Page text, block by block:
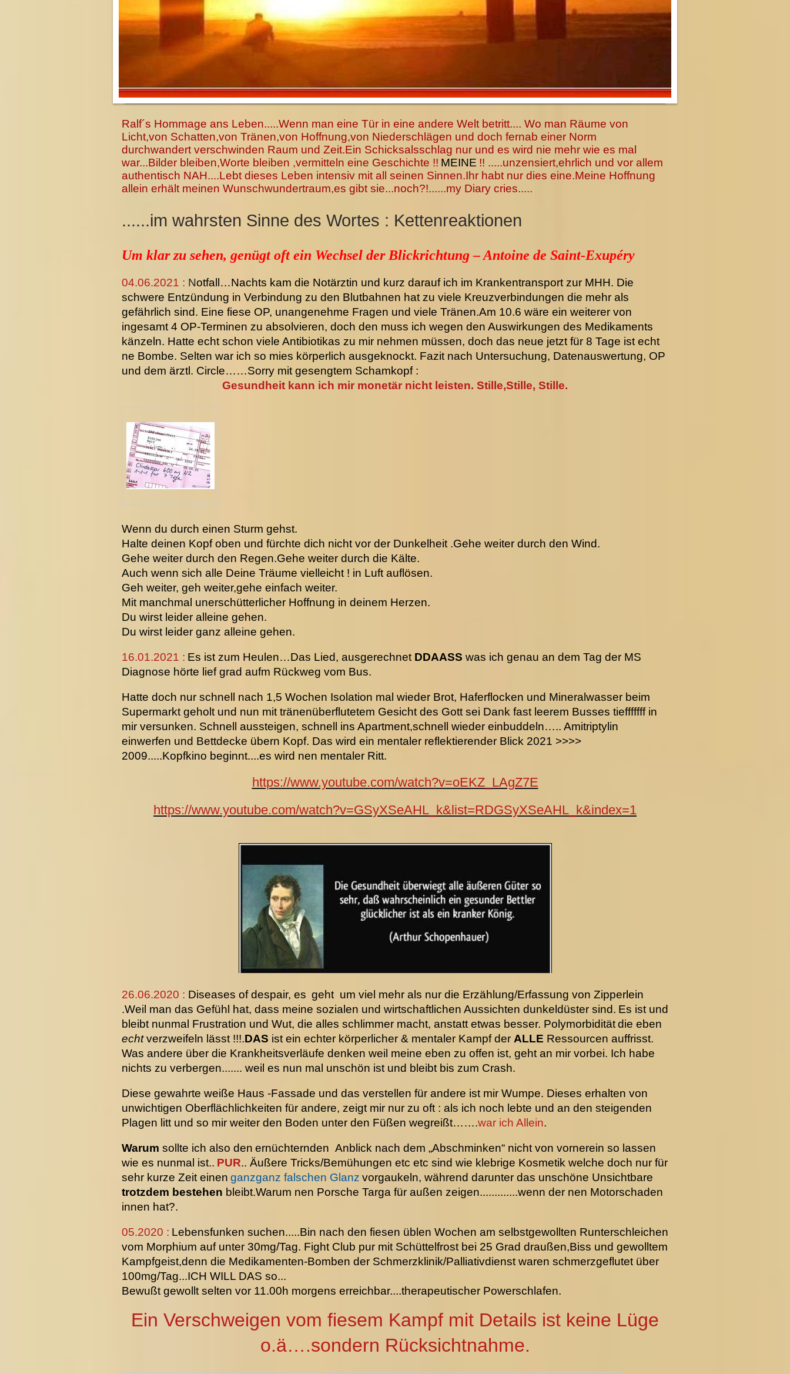
Ralf´s Hommage ans Leben.....Wenn man eine Tür in eine andere Welt betritt.... Wo man Räume von
Licht,von Schatten,von Tränen,von Hoffnung,von Niederschlägen und doch fernab einer Norm
durchwandert verschwinden Raum und Zeit.Ein Schicksalsschlag nur und es wird nie mehr wie es mal
war...Bilder bleiben,Worte bleiben ,vermitteln eine Geschichte !! MEINE !! .....unzensiert,ehrlich und vor allem
authentisch NAH....Lebt dieses Leben intensiv mit all seinen Sinnen.Ihr habt nur dies eine.Meine Hoffnung
allein erhält meinen Wunschwundertraum,es gibt sie...noch?!......my Diary cries.....
......im wahrsten Sinne des Wortes : Kettenreaktionen
Um klar zu sehen, genügt oft ein Wechsel der Blickrichtung – Antoine de Saint-Exupéry
04.06.2021 : Notfall…Nachts kam die Notärztin und kurz darauf ich im Krankentransport zur MHH. Die
schwere Entzündung in Verbindung zu den Blutbahnen hat zu viele Kreuzverbindungen die mehr als
gefährlich sind. Eine fiese OP, unangenehme Fragen und viele Tränen.Am 10.6 wäre ein weiterer von
ingesamt 4 OP-Terminen zu absolvieren, doch den muss ich wegen den Auswirkungen des Medikaments
känzeln. Hatte echt schon viele Antibiotikas zu mir nehmen müssen, doch das neue jetzt für 8 Tage ist echt
ne Bombe. Selten war ich so mies körperlich ausgeknockt. Fazit nach Untersuchung, Datenauswertung, OP
und dem ärztl. Circle……Sorry mit gesengtem Schamkopf :
Gesundheit kann ich mir monetär nicht leisten. Stille,Stille, Stille.
Wenn du durch einen Sturm gehst.
Halte deinen Kopf oben und fürchte dich nicht vor der Dunkelheit .Gehe weiter durch den Wind.
Gehe weiter durch den Regen.Gehe weiter durch die Kälte.
Auch wenn sich alle Deine Träume vielleicht ! in Luft auflösen.
Geh weiter, geh weiter,gehe einfach weiter.
Mit manchmal unerschütterlicher Hoffnung in deinem Herzen.
Du wirst leider alleine gehen.
Du wirst leider ganz alleine gehen.
16.01.2021 : Es ist zum Heulen…Das Lied, ausgerechnet DDAASS was ich genau an dem Tag der MS
Diagnose hörte lief grad aufm Rückweg vom Bus.
Hatte doch nur schnell nach 1,5 Wochen Isolation mal wieder Brot, Haferflocken und Mineralwasser beim
Supermarkt geholt und nun mit tränenüberflutetem Gesicht des Gott sei Dank fast leerem Busses tiefffffff in
mir versunken. Schnell aussteigen, schnell ins Apartment,schnell wieder einbuddeln….. Amitriptylin
einwerfen und Bettdecke übern Kopf. Das wird ein mentaler reflektierender Blick 2021 >>>>
2009.....Kopfkino beginnt....es wird nen mentaler Ritt.
https://www.youtube.com/watch?v=oEKZ_LAgZ7E
https://www.youtube.com/watch?v=GSyXSeAHL_k&list=RDGSyXSeAHL_k&index=1
26.06.2020 : Diseases of despair, es geht um viel mehr als nur die Erzählung/Erfassung von Zipperlein
.Weil man das Gefühl hat, dass meine sozialen und wirtschaftlichen Aussichten dunkeldüster sind. Es ist und
bleibt nunmal Frustration und Wut, die alles schlimmer macht, anstatt etwas besser. Polymorbiditätdie eben
echtverzweifeln lässt !!!.DAS ist ein echter körperlicher & mentaler Kampf der ALLE Ressourcen auffrisst.
Was andere über die Krankheitsverläufe denken weil meine eben zu offen ist, geht an mir vorbei. Ich habe
nichts zu verbergen....... weil es nun mal unschön ist und bleibt bis zum Crash.
Diese gewahrte weiße Haus -Fassade und das verstellen für andere ist mir Wumpe. Dieses erhalten von
unwichtigen Oberflächlichkeiten für andere, zeigt mir nur zu oft : als ich noch lebte und an den steigenden
Plagen litt und so mir weiter den Boden unter den Füßen wegreißt…….war ich Allein.
Warum sollte ich also den ernüchternden Anblick nach dem „Abschminken“ nicht von vornerein so lassen
wie es nunmal ist.. PUR.. Äußere Tricks/Bemühungen etc etc sind wie klebrige Kosmetik welche doch nur für
sehr kurze Zeit einen ganzganz falschen Glanz vorgaukeln, während darunter das unschöne Unsichtbare
trotzdem bestehen bleibt.Warum nen Porsche Targa für außen zeigen.............wenn der nen Motorschaden
innen hat?.
05.2020 : Lebensfunken suchen.....Bin nach den fiesen üblen Wochen am selbstgewollten Runterschleichen
vom Morphium auf unter 30mg/Tag. Fight Club pur mit Schüttelfrost bei 25 Grad draußen,Biss und gewolltem
Kampfgeist,denn die Medikamenten-Bomben der Schmerzklinik/Palliativdienst waren schmerzgeflutet über
100mg/Tag...ICH WILL DAS so...
Bewußt gewollt selten vor 11.00h morgens erreichbar....therapeutischer Powerschlafen.
Ein Verschweigen vom fiesem Kampf mit Details ist keine Lüge
o.ä….sondern Rücksichtnahme.